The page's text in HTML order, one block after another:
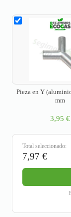
Pieza en Y
mm
3,95 €
Total seleccionado:
7,97 €